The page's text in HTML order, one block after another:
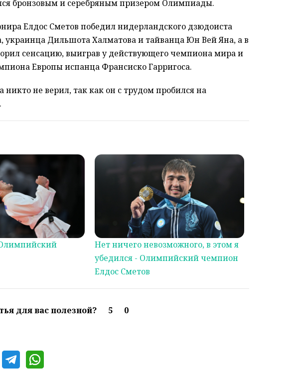
бронзовым и серебряным призером Олимпиады.
Елдос Сметов победил нидерландского дзюдоиста
украинца Дильшота Халматова и тайванца Юн Вей Яна, а в
сенсацию, выиграв у действующего чемпиона мира и
Европы испанца Франсиско Гарригоса.
никто не верил, так как он с трудом пробился на
Нет ничего невозможного, в этом я
убедился - Олимпийский чемпион
Елдос Сметов
для вас полезной? 5 0